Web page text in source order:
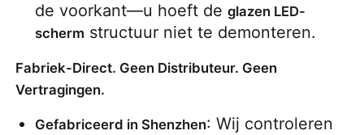
de voorkant—u hoeft de glazen LED-
scherm structuur niet te demonteren.
Fabriek-Direct. Geen Distributeur. Geen
Vertragingen.
Gefabriceerd in Shenzhen: Wij controleren